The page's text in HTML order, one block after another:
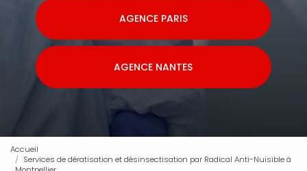
AGENCE PARIS
AGENCE NANTES
Accueil
Services de dératisation et désinsectisation par Radical Anti-Nuisible à